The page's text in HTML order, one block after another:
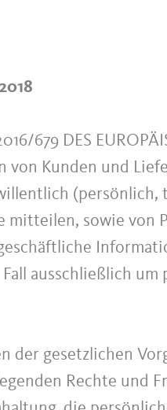
679 DES
von Kunden und
(persönlich,
mitteilen, sowie
ausschließlich
der gesetzlichen
Rechte und